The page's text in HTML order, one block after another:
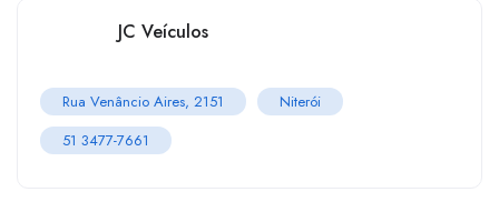
JC Veículos
Rua Venâncio Aires, 2151
Niterói
51 3477-7661